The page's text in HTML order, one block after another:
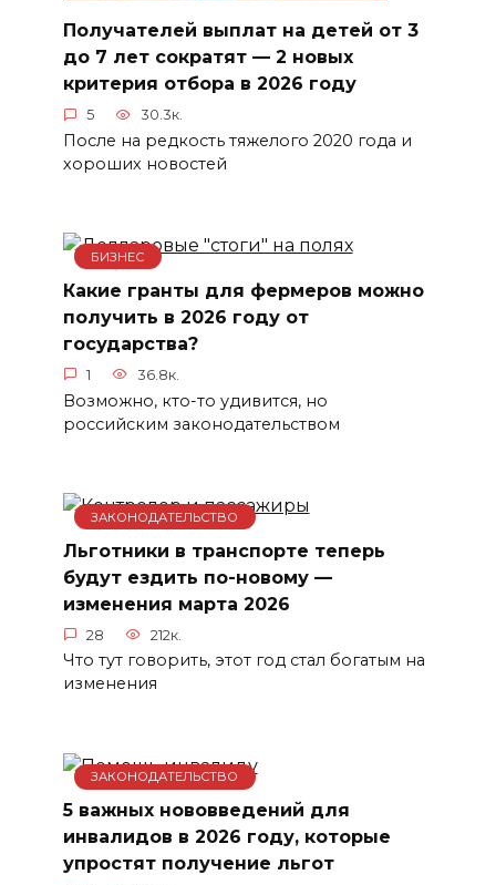
Получателей выплат на детей от 3
до 7 лет сократят — 2 новых
критерия отбора в 2026 году
5 30.3к.
После на редкость тяжелого 2020 года и
хороших новостей
БИЗНЕС
Какие гранты для фермеров можно
получить в 2026 году от
государства?
1 36.8к.
Возможно, кто-то удивится, но
российским законодательством
ЗАКОНОДАТЕЛЬСТВО
Льготники в транспорте теперь
будут ездить по-новому —
изменения марта 2026
28 212к.
Что тут говорить, этот год стал богатым на
изменения
ЗАКОНОДАТЕЛЬСТВО
5 важных нововведений для
инвалидов в 2026 году, которые
упростят получение льгот